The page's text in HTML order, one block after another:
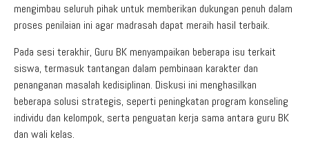
mengimbau seluruh pihak untuk memberikan dukungan penuh dalam
proses penilaian ini agar madrasah dapat meraih hasil terbaik.
Pada sesi terakhir, Guru BK menyampaikan beberapa isu terkait
siswa, termasuk tantangan dalam pembinaan karakter dan
penanganan masalah kedisiplinan. Diskusi ini menghasilkan
beberapa solusi strategis, seperti peningkatan program konseling
individu dan kelompok, serta penguatan kerja sama antara guru BK
dan wali kelas.